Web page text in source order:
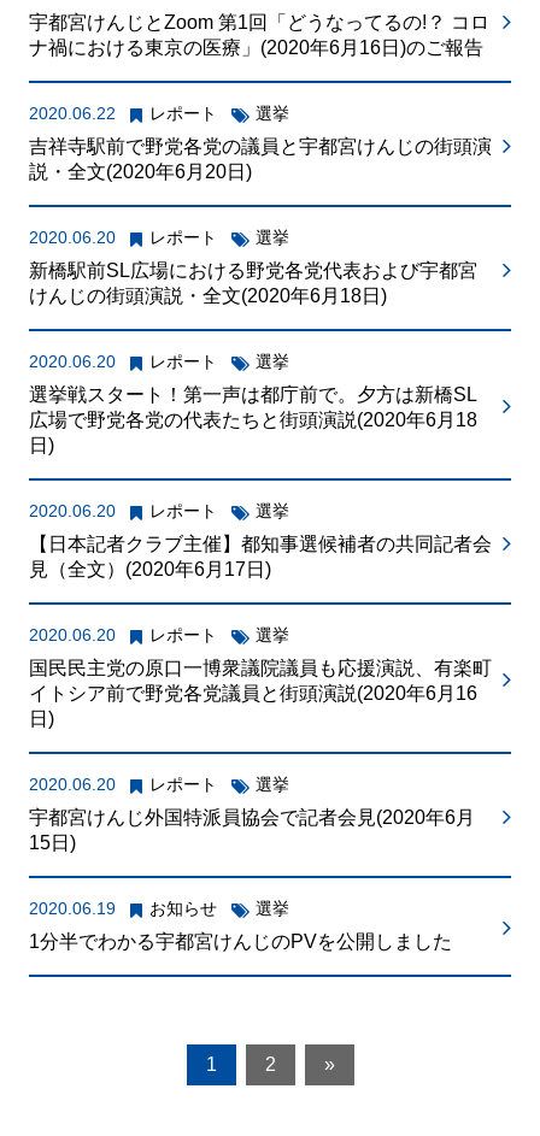
宇都宮けんじとZoom 第1回「どうなってるの!？ コロ
ナ禍における東京の医療」(2020年6月16日)のご報告
2020.06.22 レポート 選挙
吉祥寺駅前で野党各党の議員と宇都宮けんじの街頭演
説・全文(2020年6月20日)
2020.06.20 レポート 選挙
新橋駅前SL広場における野党各党代表および宇都宮
けんじの街頭演説・全文(2020年6月18日)
2020.06.20 レポート 選挙
選挙戦スタート！第一声は都庁前で。夕方は新橋SL
広場で野党各党の代表たちと街頭演説(2020年6月18
日)
2020.06.20 レポート 選挙
【日本記者クラブ主催】都知事選候補者の共同記者会
見（全文）(2020年6月17日)
2020.06.20 レポート 選挙
国民民主党の原口一博衆議院議員も応援演説、有楽町
イトシア前で野党各党議員と街頭演説(2020年6月16
日)
2020.06.20 レポート 選挙
宇都宮けんじ外国特派員協会で記者会見(2020年6月
15日)
2020.06.19 お知らせ 選挙
1分半でわかる宇都宮けんじのPVを公開しました
1 2 »